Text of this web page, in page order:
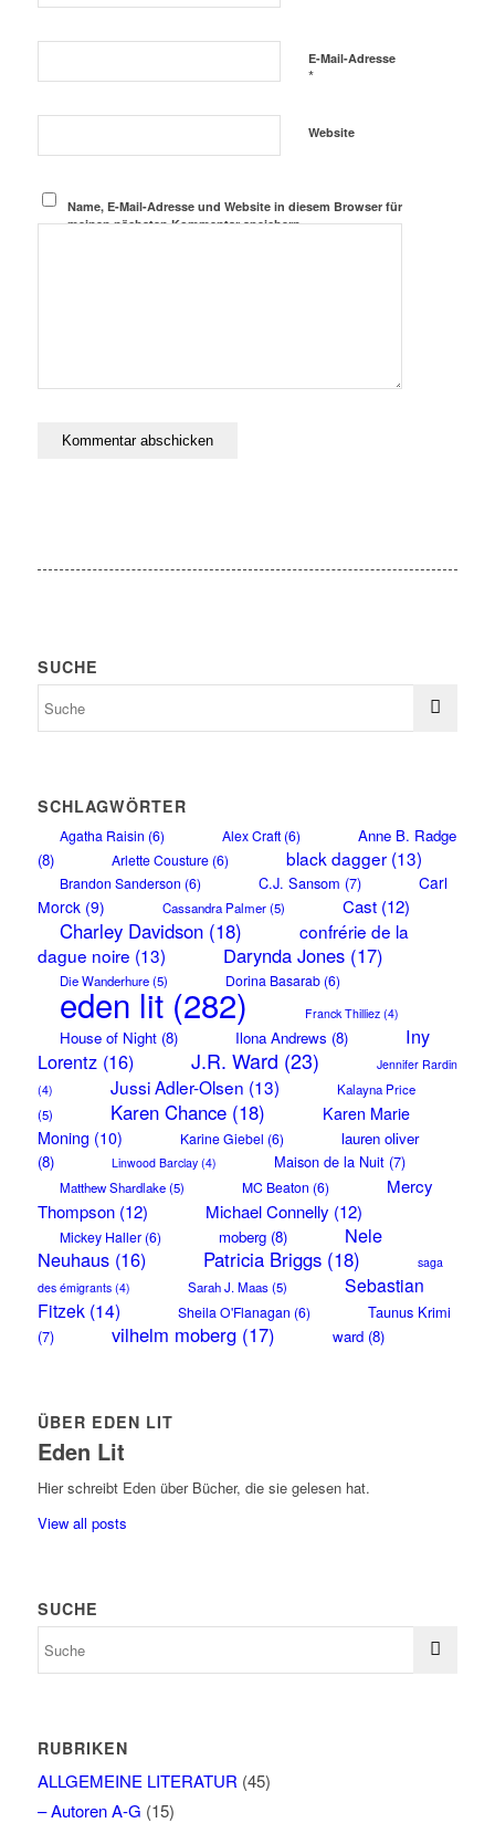
E-Mail-Adresse
*
Website
Name, E-Mail-Adresse und Website in diesem Browser für
meinen nächsten Kommentar speichern.
SUCHE
SCHLAGWÖRTER
Agatha Raisin (6) Alex Craft(6)
Anne B. Radge
(8)
Arlette Cousture(6) black dagger(13)
Brandon Sanderson (6) C.J. Sansom (7)
Carl
Morck(9) Cassandra Palmer(5) Cast(12)
Charley Davidson(18)
confrérie de la
dague noire (13) Darynda Jones(17)
Die Wanderhure(5) Dorina Basarab(6)
eden lit(282) Franck Thilliez(4)
House of Night(8) Ilona Andrews (8)
Iny
Lorentz(16) J.R. Ward (23)
Jennifer Rardin
(4)
Jussi Adler-Olsen (13)
Kalayna Price
(5)
Karen Chance(18)
Karen Marie
Moning (10) Karine Giebel (6)
lauren oliver
(8)
Linwood Barclay(4) Maison de la Nuit(7)
Matthew Shardlake(5) MC Beaton (6)
Mercy
Thompson(12) Michael Connelly (12)
Mickey Haller(6) moberg(8)
Nele
Neuhaus(16) Patricia Briggs(18)
saga
des émigrants(4) Sarah J. Maas(5)
Sebastian
Fitzek(14) Sheila O'Flanagan (6)
Taunus Krimi
(7)
vilhelm moberg(17) ward(8)
ÜBER EDEN LIT
Eden Lit
Hier schreibt Eden über Bücher, die sie gelesen hat.
View all posts
SUCHE
RUBRIKEN
ALLGEMEINE LITERATUR (45)
– Autoren A-G (15)